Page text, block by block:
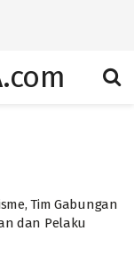
Tim Gabungan
dan Pelaku